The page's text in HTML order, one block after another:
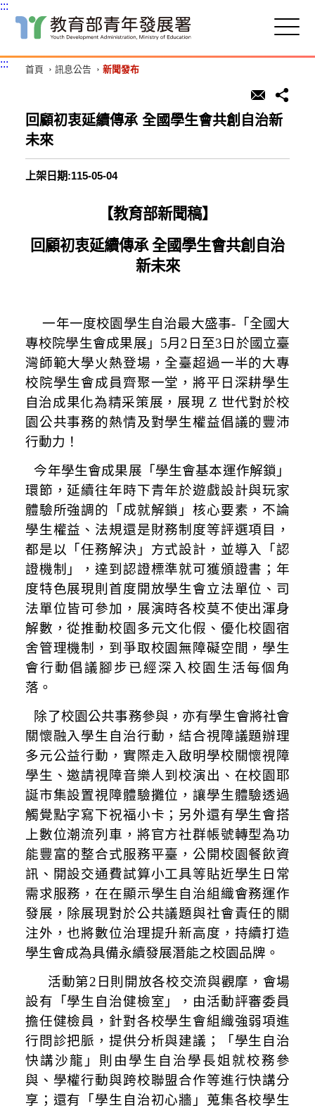
主
要
:::
::: 首頁 訊息公告 新聞發布
回顧初衷延續傳承 全國學生會共創自治新
未來
上架日期:115-05-04
【教育部新聞稿】
回顧初衷延續傳承 全國學生會共創自治
新未來
一年一度校園學生自治最大盛事-「全國大
專校院學生會成果展」 5月 2 日至3日於國立臺
灣師範大學火熱登場，全臺超過一半的大專
校院學生會成員齊聚一堂，將平日深耕學生
自治成果化為精采策展，展現 Z 世代對於校
園公共事務的熱情及對學生權益倡議的豐沛
行動力！
今年學生會成果展「學生會基本運作解鎖」
環節，延續往年時下青年於遊戲設計與玩家
體驗所強調的「成就解鎖」核心要素，不論
學生權益、法規還是財務制度等評選項目，
都是以「任務解決」方式設計，並導入「認
證機制」，達到認證標準就可獲頒證書；年
度特色展現則首度開放學生會立法單位、司
法單位皆可參加，展演時各校莫不使出渾身
解數，從推動校園多元文化假、優化校園宿
舍管理機制，到爭取校園無障礙空間，學生
會行動倡議腳步已經深入校園生活每個角
落。
除了校園公共事務參與，亦有學生會將社會
關懷融入學生自治行動，結合視障議題辦理
多元公益行動，實際走入啟明學校關懷視障
學生、邀請視障音樂人到校演出、在校園耶
誕市集設置視障體驗攤位，讓學生體驗透過
觸覺點字寫下祝福小卡；另外還有學生會搭
上數位潮流列車，將官方社群帳號轉型為功
能豐富的整合式服務平臺，公開校園餐飲資
訊、開設交通費試算小工具等貼近學生日常
需求服務，在在顯示學生自治組織會務運作
發展，除展現對於公共議題與社會責任的關
注外，也將數位治理提升新高度，持續打造
學生會成為具備永續發展潛能之校園品牌。
活動第2 日則開放各校交流與觀摩，會場
設有「學生自治健檢室」，由活動評審委員
擔任健檢員，針對各校學生會組織強弱項進
行問診把脈，提供分析與建議；「學生自治
快講沙龍」則由學生自治學長姐就校務參
與、學權行動與跨校聯盟合作等進行快講分
享；還有「學生自治初心牆」蒐集各校學生